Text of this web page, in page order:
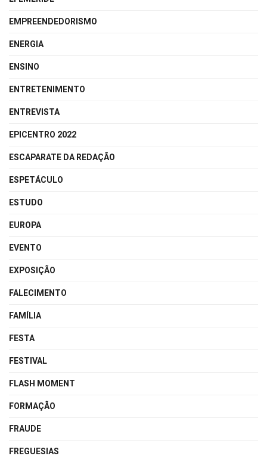
EMPREENDEDORISMO
ENERGIA
ENSINO
ENTRETENIMENTO
ENTREVISTA
EPICENTRO 2022
ESCAPARATE DA REDAÇÃO
ESPETÁCULO
ESTUDO
EUROPA
EVENTO
EXPOSIÇÃO
FALECIMENTO
FAMÍLIA
FESTA
FESTIVAL
FLASH MOMENT
FORMAÇÃO
FRAUDE
FREGUESIAS